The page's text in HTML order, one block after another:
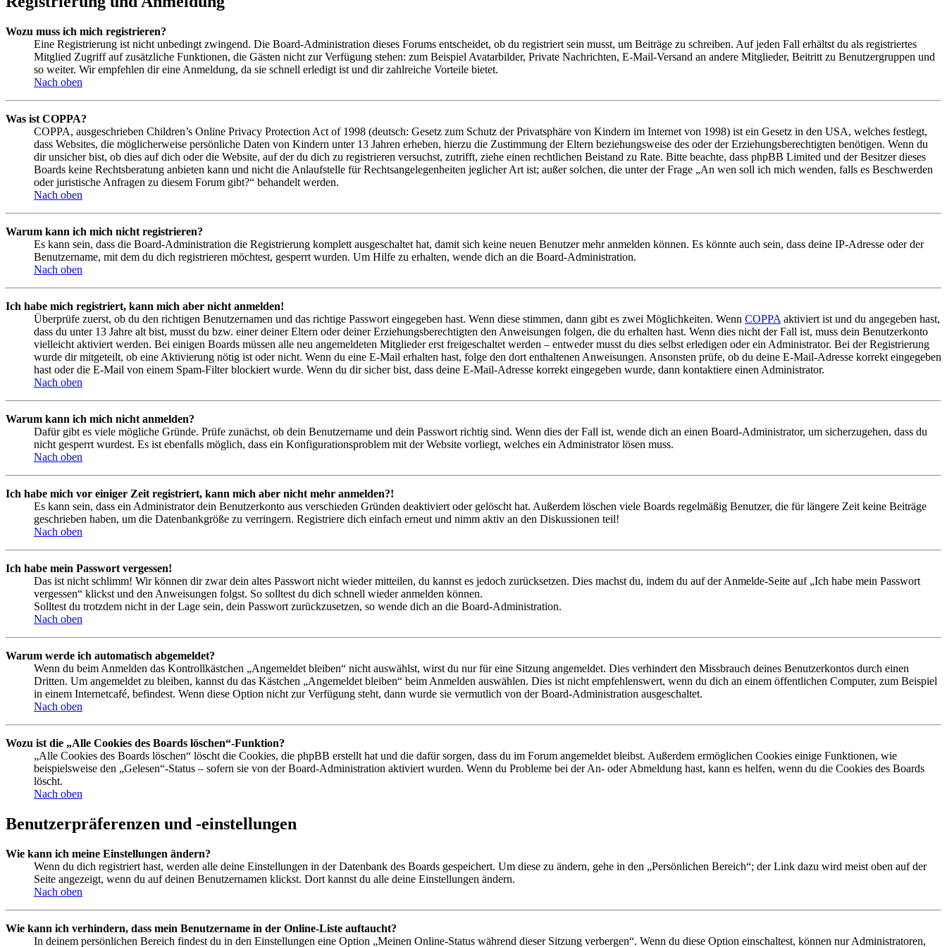
Wozu muss ich mich registrieren?
Eine Registrierung ist nicht unbedingt zwingend. Die Board-Administration dieses Forums entscheidet, ob du registriert sein musst, um Beiträge zu schreiben. Auf jeden Fall erhältst du als registriertes
Mitglied Zugriff auf zusätzliche Funktionen, die Gästen nicht zur Verfügung stehen: zum Beispiel Avatarbilder, Private Nachrichten, E-Mail-Versand an andere Mitglieder, Beitritt zu Benutzergruppen und
so weiter. Wir empfehlen dir eine Anmeldung, da sie schnell erledigt ist und dir zahlreiche Vorteile bietet.
Nach oben
Was ist COPPA?
COPPA, ausgeschrieben Children’s Online Privacy Protection Act of 1998 (deutsch: Gesetz zum Schutz der Privatsphäre von Kindern im Internet von 1998) ist ein Gesetz in den USA, welches festlegt,
dass Websites, die möglicherweise persönliche Daten von Kindern unter 13 Jahren erheben, hierzu die Zustimmung der Eltern beziehungsweise des oder der Erziehungsberechtigten benötigen. Wenn du
dir unsicher bist, ob dies auf dich oder die Website, auf der du dich zu registrieren versuchst, zutrifft, ziehe einen rechtlichen Beistand zu Rate. Bitte beachte, dass phpBB Limited und der Besitzer dieses
Boards keine Rechtsberatung anbieten kann und nicht die Anlaufstelle für Rechtsangelegenheiten jeglicher Art ist; außer solchen, die unter der Frage „An wen soll ich mich wenden, falls es Beschwerden
oder juristische Anfragen zu diesem Forum gibt?“ behandelt werden.
Nach oben
Warum kann ich mich nicht registrieren?
Es kann sein, dass die Board-Administration die Registrierung komplett ausgeschaltet hat, damit sich keine neuen Benutzer mehr anmelden können. Es könnte auch sein, dass deine IP-Adresse oder der
Benutzername, mit dem du dich registrieren möchtest, gesperrt wurden. Um Hilfe zu erhalten, wende dich an die Board-Administration.
Nach oben
Ich habe mich registriert, kann mich aber nicht anmelden!
Überprüfe zuerst, ob du den richtigen Benutzernamen und das richtige Passwort eingegeben hast. Wenn diese stimmen, dann gibt es zwei Möglichkeiten. Wenn COPPA aktiviert ist und du angegeben hast,
dass du unter 13 Jahre alt bist, musst du bzw. einer deiner Eltern oder deiner Erziehungsberechtigten den Anweisungen folgen, die du erhalten hast. Wenn dies nicht der Fall ist, muss dein Benutzerkonto
vielleicht aktiviert werden. Bei einigen Boards müssen alle neu angemeldeten Mitglieder erst freigeschaltet werden – entweder musst du dies selbst erledigen oder ein Administrator. Bei der Registrierung
wurde dir mitgeteilt, ob eine Aktivierung nötig ist oder nicht. Wenn du eine E-Mail erhalten hast, folge den dort enthaltenen Anweisungen. Ansonsten prüfe, ob du deine E-Mail-Adresse korrekt eingegeben
hast oder die E-Mail von einem Spam-Filter blockiert wurde. Wenn du dir sicher bist, dass deine E-Mail-Adresse korrekt eingegeben wurde, dann kontaktiere einen Administrator.
Nach oben
Warum kann ich mich nicht anmelden?
Dafür gibt es viele mögliche Gründe. Prüfe zunächst, ob dein Benutzername und dein Passwort richtig sind. Wenn dies der Fall ist, wende dich an einen Board-Administrator, um sicherzugehen, dass du
nicht gesperrt wurdest. Es ist ebenfalls möglich, dass ein Konfigurationsproblem mit der Website vorliegt, welches ein Administrator lösen muss.
Nach oben
Ich habe mich vor einiger Zeit registriert, kann mich aber nicht mehr anmelden?!
Es kann sein, dass ein Administrator dein Benutzerkonto aus verschieden Gründen deaktiviert oder gelöscht hat. Außerdem löschen viele Boards regelmäßig Benutzer, die für längere Zeit keine Beiträge
geschrieben haben, um die Datenbankgröße zu verringern. Registriere dich einfach erneut und nimm aktiv an den Diskussionen teil!
Nach oben
Ich habe mein Passwort vergessen!
Das ist nicht schlimm! Wir können dir zwar dein altes Passwort nicht wieder mitteilen, du kannst es jedoch zurücksetzen. Dies machst du, indem du auf der Anmelde-Seite auf „Ich habe mein Passwort
vergessen“ klickst und den Anweisungen folgst. So solltest du dich schnell wieder anmelden können.
Solltest du trotzdem nicht in der Lage sein, dein Passwort zurückzusetzen, so wende dich an die Board-Administration.
Nach oben
Warum werde ich automatisch abgemeldet?
Wenn du beim Anmelden das Kontrollkästchen „Angemeldet bleiben“ nicht auswählst, wirst du nur für eine Sitzung angemeldet. Dies verhindert den Missbrauch deines Benutzerkontos durch einen
Dritten. Um angemeldet zu bleiben, kannst du das Kästchen „Angemeldet bleiben“ beim Anmelden auswählen. Dies ist nicht empfehlenswert, wenn du dich an einem öffentlichen Computer, zum Beispiel
in einem Internetcafé, befindest. Wenn diese Option nicht zur Verfügung steht, dann wurde sie vermutlich von der Board-Administration ausgeschaltet.
Nach oben
Wozu ist die „Alle Cookies des Boards löschen“-Funktion?
„Alle Cookies des Boards löschen“ löscht die Cookies, die phpBB erstellt hat und die dafür sorgen, dass du im Forum angemeldet bleibst. Außerdem ermöglichen Cookies einige Funktionen, wie
beispielsweise den „Gelesen“-Status – sofern sie von der Board-Administration aktiviert wurden. Wenn du Probleme bei der An- oder Abmeldung hast, kann es helfen, wenn du die Cookies des Boards
löscht.
Nach oben
Benutzerpräferenzen und -einstellungen
Wie kann ich meine Einstellungen ändern?
Wenn du dich registriert hast, werden alle deine Einstellungen in der Datenbank des Boards gespeichert. Um diese zu ändern, gehe in den „Persönlichen Bereich“; der Link dazu wird meist oben auf der
Seite angezeigt, wenn du auf deinen Benutzernamen klickst. Dort kannst du alle deine Einstellungen ändern.
Nach oben
Wie kann ich verhindern, dass mein Benutzername in der Online-Liste auftaucht?
In deinem persönlichen Bereich findest du in den Einstellungen eine Option „Meinen Online-Status während dieser Sitzung verbergen“. Wenn du diese Option einschaltest, können nur Administratoren,